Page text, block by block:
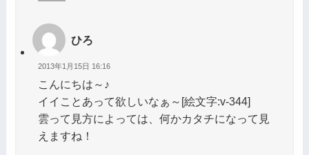
ひろ
2013年1月15日 16:16
こんにちは～♪
イイことあって欲しいなぁ～[絵文字:v-344]
雲って見方によっては、何かカタチになって見
えますね！